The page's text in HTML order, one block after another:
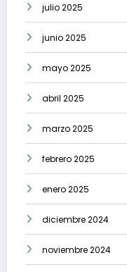
julio 2025
junio 2025
mayo 2025
abril 2025
marzo 2025
febrero 2025
enero 2025
diciembre 2024
noviembre 2024